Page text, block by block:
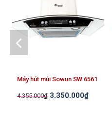
Máy hút mùi Sowun SW 6561
4.355.000₫ 3.350.000₫